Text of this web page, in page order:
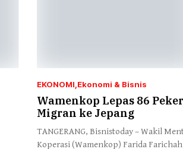
EKONOMI Ekonomi & Bisnis
Wamenkop Lepas 86
Migran ke Jepang
TANGERANG, Bisnistoday – Wakil
Koperasi (Wamenkop) Farida Farichah